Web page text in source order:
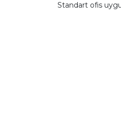
Standart ofis